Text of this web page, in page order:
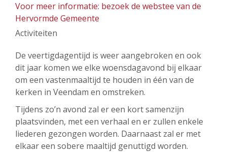
Voor meer informatie: bezoek de webstee van de
Hervormde Gemeente
Activiteiten
De veertigdagentijd is weer aangebroken en ook
dit jaar komen we elke woensdagavond bij elkaar
om een vastenmaaltijd te houden in één van de
kerken in Veendam en omstreken.
Tijdens zo’n avond zal er een kort samenzijn
plaatsvinden, met een verhaal en er zullen enkele
liederen gezongen worden. Daarnaast zal er met
elkaar een sobere maaltijd genuttigd worden.